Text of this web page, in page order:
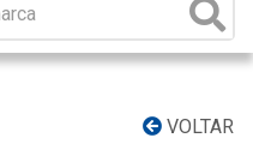
VOLTAR